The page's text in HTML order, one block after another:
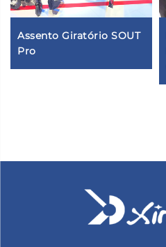
Assento Giratório SOUT
Pro